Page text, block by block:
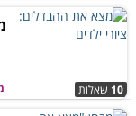
10 שאלות